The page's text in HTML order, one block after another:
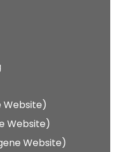
Website)
Website)
Website)